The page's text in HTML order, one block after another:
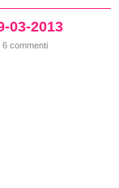
03-2013
6 commenti